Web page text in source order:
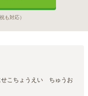
も対応）
こちょうえい　ちゅうお